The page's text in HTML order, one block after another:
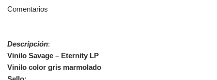
Comentarios
Descripción:
Vinilo Savage ‎– Eternity LP
Vinilo color gris marmolado